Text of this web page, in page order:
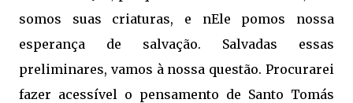
somos suas criaturas, e nEle pomos nossa
esperança de salvação. Salvadas essas
preliminares, vamos à nossa questão. Procurarei
fazer acessível o pensamento de Santo Tomás